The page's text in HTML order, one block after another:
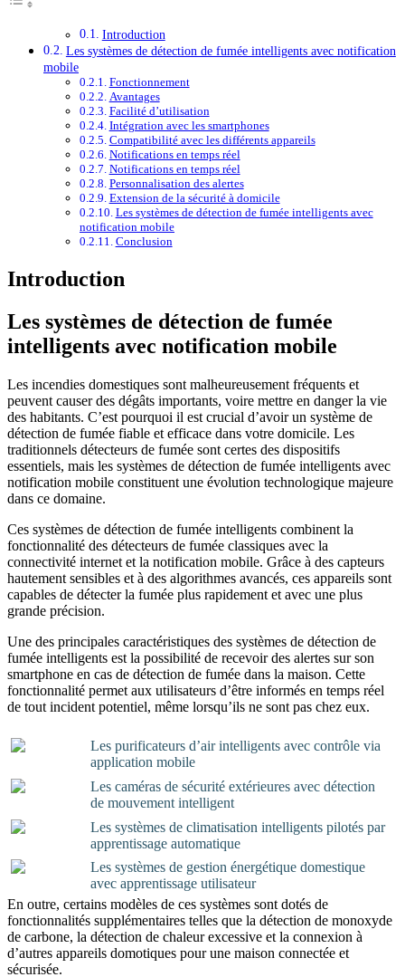
Introduction
Les systèmes de détection de fumée intelligents avec notification
mobile
Fonctionnement
Avantages
Facilité d’utilisation
Intégration avec les smartphones
Compatibilité avec les différents appareils
Notifications en temps réel
Notifications en temps réel
Personnalisation des alertes
Extension de la sécurité à domicile
Les systèmes de détection de fumée intelligents avec
notification mobile
Conclusion
Introduction
Les systèmes de détection de fumée
intelligents avec notification mobile
Les incendies domestiques sont malheureusement fréquents et
peuvent causer des dégâts importants, voire mettre en danger la vie
des habitants. C’est pourquoi il est crucial d’avoir un système de
détection de fumée fiable et efficace dans votre domicile. Les
traditionnels détecteurs de fumée sont certes des dispositifs
essentiels, mais les systèmes de détection de fumée intelligents avec
notification mobile constituent une évolution technologique majeure
dans ce domaine.
Ces systèmes de détection de fumée intelligents combinent la
fonctionnalité des détecteurs de fumée classiques avec la
connectivité internet et la notification mobile. Grâce à des capteurs
hautement sensibles et à des algorithmes avancés, ces appareils sont
capables de détecter la fumée plus rapidement et avec une plus
grande précision.
Une des principales caractéristiques des systèmes de détection de
fumée intelligents est la possibilité de recevoir des alertes sur son
smartphone en cas de détection de fumée dans la maison. Cette
fonctionnalité permet aux utilisateurs d’être informés en temps réel
de tout incident potentiel, même lorsqu’ils ne sont pas chez eux.
Les purificateurs d’air intelligents avec contrôle via
application mobile
Les caméras de sécurité extérieures avec détection
de mouvement intelligent
Les systèmes de climatisation intelligents pilotés par
apprentissage automatique
Les systèmes de gestion énergétique domestique
avec apprentissage utilisateur
En outre, certains modèles de ces systèmes sont dotés de
fonctionnalités supplémentaires telles que la détection de monoxyde
de carbone, la détection de chaleur excessive et la connexion à
d’autres appareils domotiques pour une maison connectée et
sécurisée.